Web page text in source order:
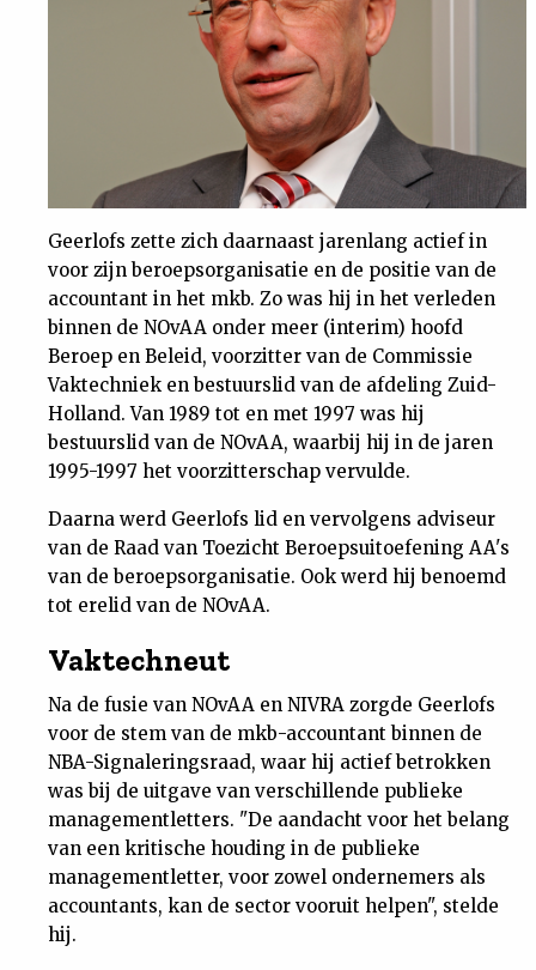
Geerlofs zette zich daarnaast jarenlang actief in
voor zijn beroepsorganisatie en de positie van de
accountant in het mkb. Zo was hij in het verleden
binnen de NOvAA onder meer (interim) hoofd
Beroep en Beleid, voorzitter van de Commissie
Vaktechniek en bestuurslid van de afdeling Zuid-
Holland. Van 1989 tot en met 1997 was hij
bestuurslid van de NOvAA, waarbij hij in de jaren
1995-1997 het voorzitterschap vervulde.
Daarna werd Geerlofs lid en vervolgens adviseur
van de Raad van Toezicht Beroepsuitoefening AA's
van de beroepsorganisatie. Ook werd hij benoemd
tot erelid van de NOvAA.
Vaktechneut
Na de fusie van NOvAA en NIVRA zorgde Geerlofs
voor de stem van de mkb-accountant binnen de
NBA-Signaleringsraad, waar hij actief betrokken
was bij de uitgave van verschillende publieke
managementletters. "De aandacht voor het belang
van een kritische houding in de publieke
managementletter, voor zowel ondernemers als
accountants, kan de sector vooruit helpen", stelde
hij.